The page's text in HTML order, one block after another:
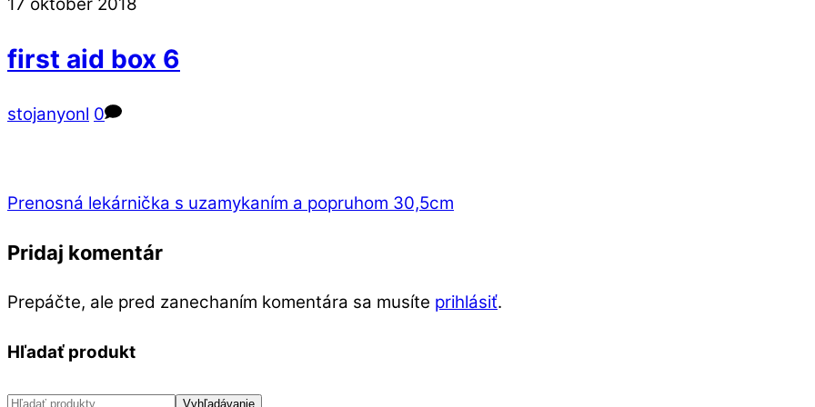
first aid box 6
stojanyonl 0
Prenosná lekárnička s uzamykaním a popruhom 30,5cm
Pridaj komentár
Prepáčte, ale pred zanechaním komentára sa musíte prihlásiť.
Hľadať produkt
Hľadať: Vyhľadávanie